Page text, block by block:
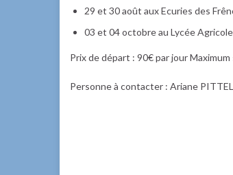
29 et 30 août aux Ecuries des
03 et 04 octobre au Lycée
Prix de départ : 90€ par jour
Personne à contacter : Ariane